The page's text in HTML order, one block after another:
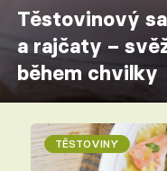
Těstovinový
a rajčaty –
během chvilky
TĚSTOVINY